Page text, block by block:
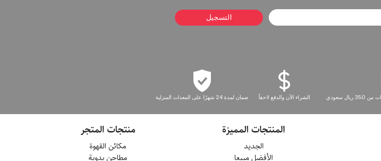
التسجيل
سعودي الشراء الآن والدفع لاحقاً ضمان لمدة 24 شهرًا على المعدات المنزلية
المنتجات المميزة
الجديد
الأفضل مبيعا
منتجات المتجر
مكائن القهوة
مطاحن يدوية